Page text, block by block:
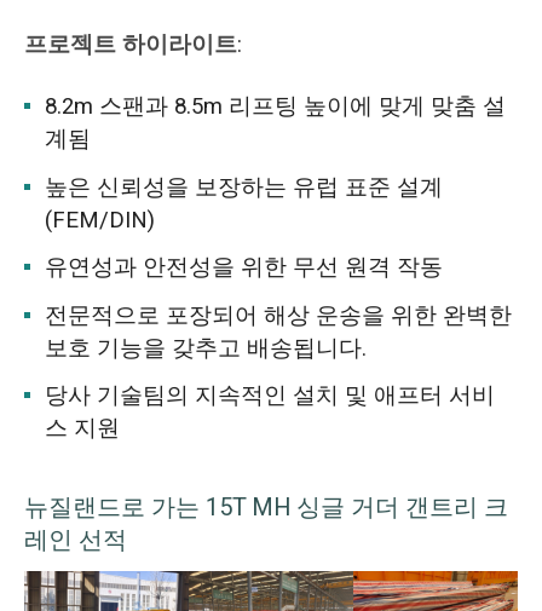
프로젝트 하이라이트:
8.2m 스팬과 8.5m 리프팅 높이에 맞게 맞춤 설
계됨
높은 신뢰성을 보장하는 유럽 표준 설계
(FEM/DIN)
유연성과 안전성을 위한 무선 원격 작동
전문적으로 포장되어 해상 운송을 위한 완벽한
보호 기능을 갖추고 배송됩니다.
당사 기술팀의 지속적인 설치 및 애프터 서비
스 지원
뉴질랜드로 가는 15T MH 싱글 거더 갠트리 크
레인 선적